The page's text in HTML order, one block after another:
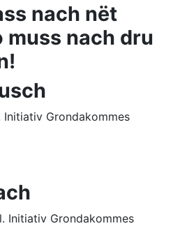
nach nët
muss nach dru
Grondakommes
Initiativ Grondakommes